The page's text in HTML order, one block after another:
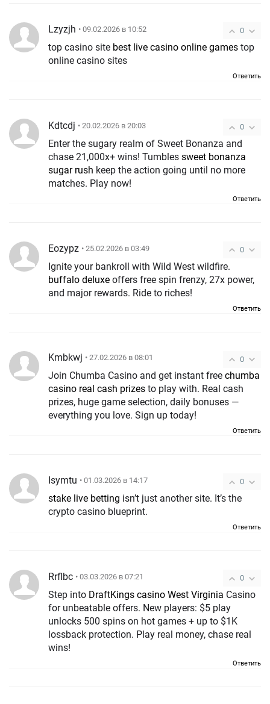
0
Lzyzjh • 09.02.2026 в 10:52
top casino site best live casino online games
online casino sites
Ответить
0
Kdtcdj • 20.02.2026 в 20:03
Enter the sugary realm of Sweet Bonanza and
chase 21,000x+ wins! Tumbles sweet bonanza
sugar rush keep the action going until no more
matches. Play now!
Ответить
0
Eozypz • 25.02.2026 в 03:49
Ignite your bankroll with Wild West wildfire.
buffalo deluxe offers free spin frenzy, 27x power,
and major rewards. Ride to riches!
Ответить
0
Kmbkwj • 27.02.2026 в 08:01
Join Chumba Casino and get instant free chumba
casino real cash prizes to play with. Real cash
prizes, huge game selection, daily bonuses —
everything you love. Sign up today!
Ответить
0
Isymtu • 01.03.2026 в 14:17
stake live betting
crypto casino blueprint.
Ответить
0
Rrflbc • 03.03.2026 в 07:21
Step into DraftKings casino West Virginia Casino
for unbeatable offers. New players: $5 play
unlocks 500 spins on hot games + up to $1K
lossback protection. Play real money, chase real
wins!
Ответить